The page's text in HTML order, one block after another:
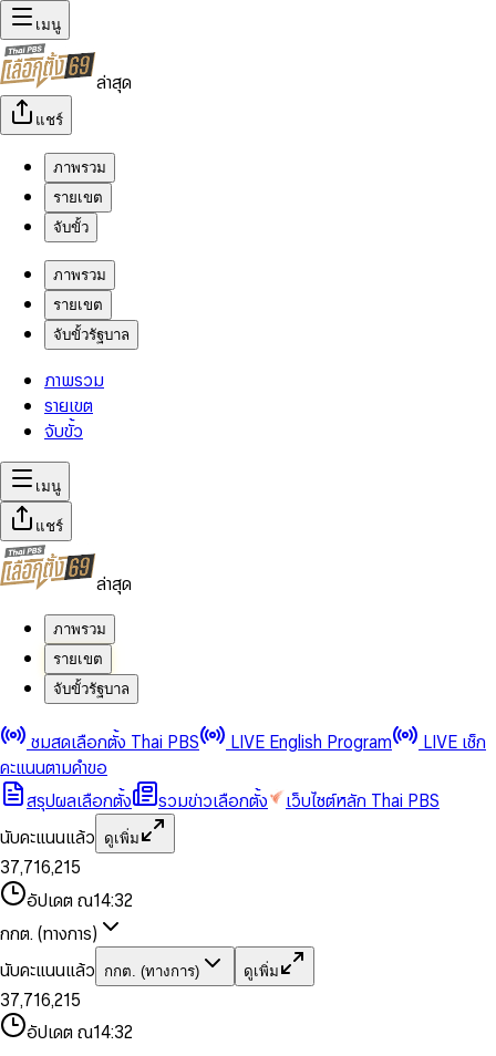
เมนู
ล่าสุด
แชร์
ภาพรวม
รายเขต
จับขั้ว
ภาพรวม
รายเขต
จับขั้วรัฐบาล
ภาพรวม
รายเขต
จับขั้ว
เมนู
แชร์
ล่าสุด
ภาพรวม
รายเขต
จับขั้วรัฐบาล
ชมสดเลือกตั้ง Thai PBS LIVE English Program
LIVE เช็ก
คะแนนตามคำขอ
สรุปผลเลือกตั้ง
รวมข่าวเลือกตั้ง
เว็บไซต์หลัก Thai PBS
นับคะแนนแล้ว
ดูเพิ่ม
0
1
2
3
4
5
6
8
9
0
1
2
3
4
5
6
7
8
9
,
0
1
2
4
6
7
8
9
0
1
2
3
4
5
6
7
8
9
0
1
3
5
6
7
8
9
,
1
2
4
5
7
8
9
0
1
3
4
6
7
8
9
0
2
3
4
5
7
8
อัปเดต ณ14:32
กกต. (ทางการ)
นับคะแนนแล้ว
กกต. (ทางการ) ดูเพิ่ม
0
1
2
3
4
5
0
1
2
4
5
6
7
8
9
,
0
1
2
4
6
7
8
9
0
1
2
3
0
1
3
5
6
7
8
,
1
2
4
0
1
3
0
2
3
4
5
7
อัปเดต ณ14:32